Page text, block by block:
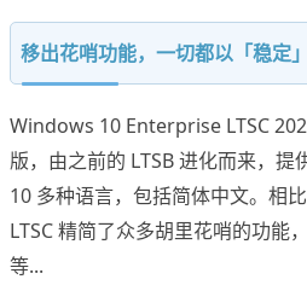
移出花哨功能，一切都以「稳定
Windows 10 Enterprise LTSC
版，由之前的 LTSB 进化而来，
10 多种语言，包括简体中文。相
LTSC 精简了众多胡里花哨的功能
等...